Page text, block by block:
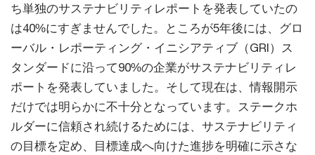
ち単独のサステナビリティレポートを発表していたの
は40%にすぎませんでした。ところが5年後には、グロ
ーバル・レポーティング・イニシアティブ（GRI）ス
タンダードに沿って90%の企業がサステナビリティレ
ポートを発表していました。そして現在は、情報開示
だけでは明らかに不十分となっています。ステークホ
ルダーに信頼され続けるためには、サステナビリティ
の目標を定め、目標達成へ向けた進捗を明確に示さな